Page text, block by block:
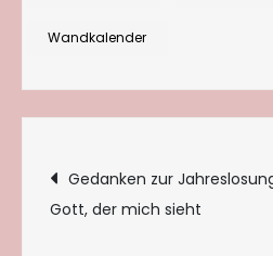
Wandkalender
Gedanken zur
Gott, der mich sieht